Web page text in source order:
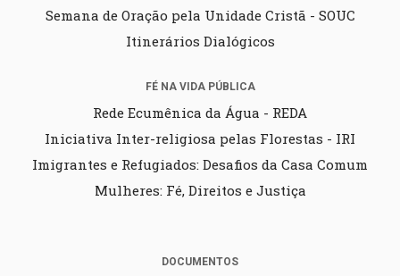
Semana de Oração pela Unidade Cristã - SOUC
Itinerários Dialógicos
FÉ NA VIDA PÚBLICA
Rede Ecumênica da Água - REDA
Iniciativa Inter-religiosa pelas Florestas - IRI
Imigrantes e Refugiados: Desafios da Casa Comum
Mulheres: Fé, Direitos e Justiça
DOCUMENTOS